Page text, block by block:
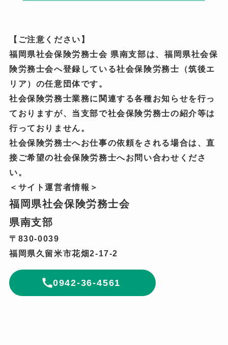
【ご注意ください】
福岡県社会保険労務士会 県南支部は、福岡県社会保
険労務士会へ登録している社会保険労務士（筑後エ
リア）の任意団体です。
社会保険労務士業務に関連する各種お知らせを行っ
ておりますが、当支部で社会保険労務士の紹介等は
行っておりません。
社会保険労務士へお仕事の依頼をされる場合は、直
接ご希望の社会保険労務士へお問い合わせくださ
い。
＜サイト運営者情報＞
福岡県社会保険労務士会
県南支部
〒830-0039
福岡県久留米市花畑2-17-2
0942-36-4561